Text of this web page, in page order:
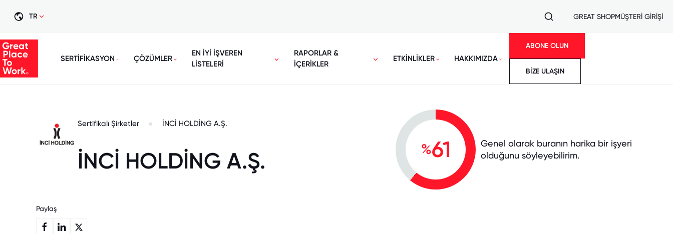
TR GREAT SHOPMÜŞTERİ GİRİŞİ
SERTİFİKASYON ÇÖZÜMLER
EN İYİ İŞVEREN
LİSTELERİ
RAPORLAR &
İÇERİKLER
ETKİNLİKLER HAKKIMIZDA
ABONE OLUN
BİZE ULAŞIN
Sertifikalı Şirketler İNCİ HOLDİNG A.Ş.
İNCİ HOLDİNG A.Ş. %61
Genel olarak buranın harika bir işyeri
olduğunu söyleyebilirim.
Paylaş